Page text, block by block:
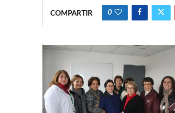
COMPARTIR 0